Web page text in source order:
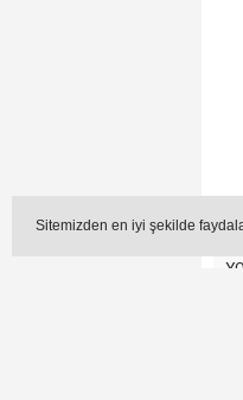
Sitemizden en iyi şekilde